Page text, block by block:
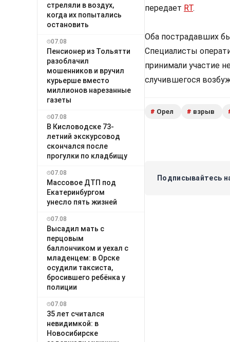
стреляли в воздух,
когда их попытались
остановить
07.08
Пенсионер из Тольятти
разоблачил
мошенников и вручил
курьерше вместо
миллионов нарезанные
газеты
07.08
В Кисловодске 73-
летний экскурсовод
скончался после
прогулки по кладбищу
07.08
Массовое ДТП под
Екатеринбургом
унесло пять жизней
07.08
Высадил мать с
перцовым
баллончиком и уехал с
младенцем: в Орске
осудили таксиста,
бросившего ребёнка у
полиции
07.08
35 лет считался
невидимкой: в
Новосибирске
передает RT.
Оба пострадавших
Специалисты
принимали участие
случившегося
# Орел # взрыв
Подписывайтесь